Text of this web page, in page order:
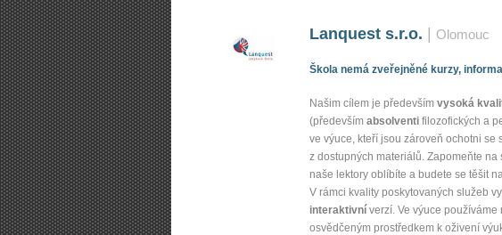
Lanquest s.r.o. Olomouc
Škola nemá zveřejněné kurzy,
Našim cílem je především vysoká
(především absolventi filozofických a
ve výuce, kteří jsou zároveň ochotni
z dostupných materiálů. Zapomeňte
naše lektory oblíbíte a budete se těšit
V rámci kvality poskytovaných služeb
interaktivní verzí. Ve výuce
osvědčeným prostředkem k oživení